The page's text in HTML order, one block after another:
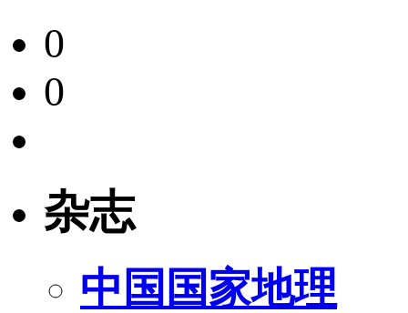
0
0
杂志
中国国家地理